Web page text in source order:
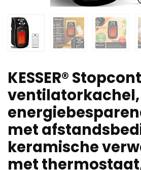
KESSER®
ventilatorkachel,
met
keramische
met